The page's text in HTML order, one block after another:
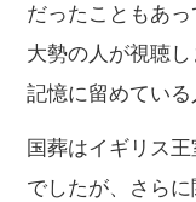
だったこともあ
大勢の人が視聴
記憶に留めている
国葬はイギリス
でしたが、さら